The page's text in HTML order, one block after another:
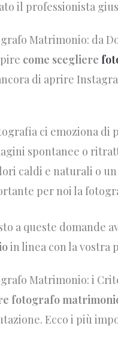
il professionista
Matrimonio: da
come scegliere
di aprire
ci emoziona di
spontanee o
caldi e naturali o
per noi la
a queste domande
in linea con la vostra
Matrimonio: i
fotografo
Ecco i più